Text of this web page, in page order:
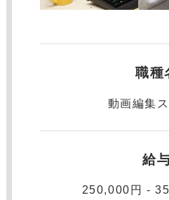
職種
動画編集
給
250,000円 -